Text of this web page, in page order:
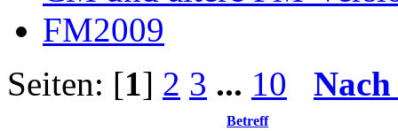
FM2009
Seiten: [1] 2 3 ... 10
Betreff